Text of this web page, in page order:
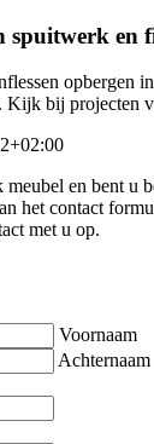
en
opbergen
Kijk bij projecten
meubel en bent u
het contact
met u op.
Voornaam
Achternaam